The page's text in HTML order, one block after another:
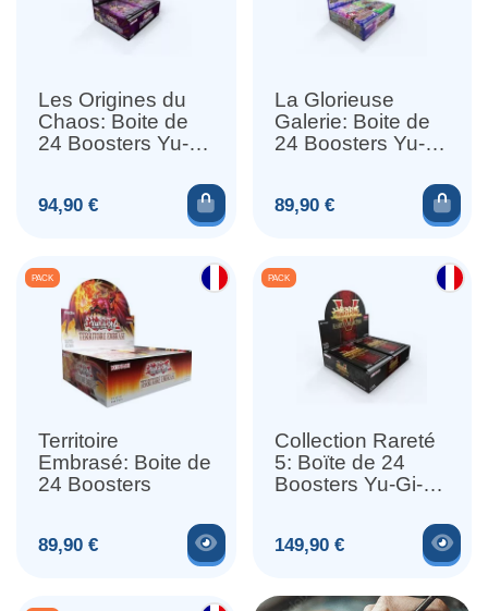
Les Origines du
Chaos: Boite de
24 Boosters Yu-
Prix
94,90 € Ajouter au panier
La Glorieuse
Galerie: Boite de
24 Boosters Yu-
Prix
89,90 €
Territoire
Embrasé: Boite de
24 Boosters
Prix
89,90 €
PACK
Voir le produit
Collection Rareté
5: Boïte de 24
Boosters Yu-Gi-
Prix
149,90 €
PACK